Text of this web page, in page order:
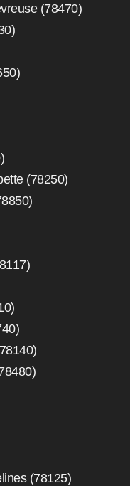
(78470)
(78250)
(78125)